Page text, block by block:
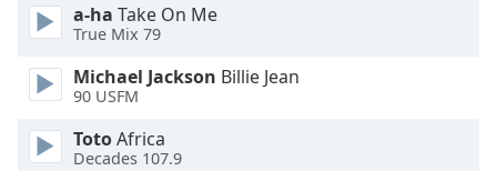
window.
Beginning
a-ha Take On Me
True Mix 79
Michael Jackson Billie Jean
90 USFM
TotoAfrica
Decades 107.9